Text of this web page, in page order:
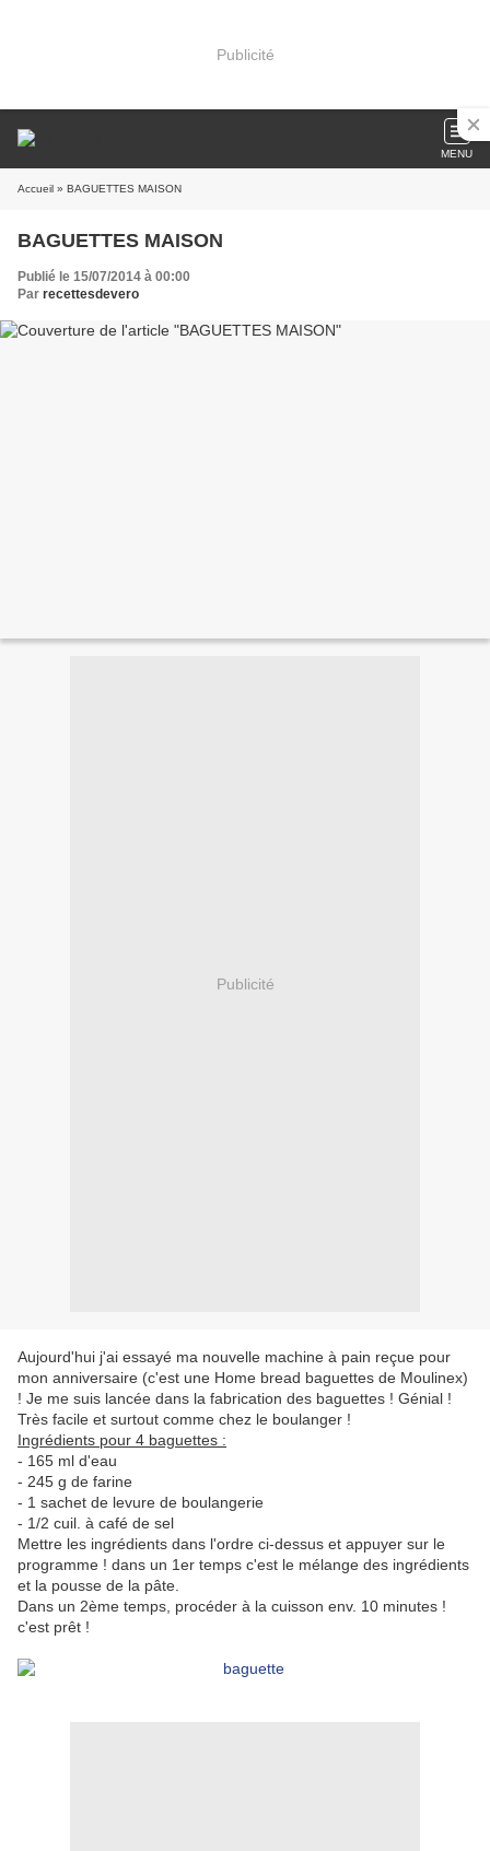
Publicité
MENU
Accueil » BAGUETTES MAISON
BAGUETTES MAISON
Publié le 15/07/2014 à 00:00
Par recettesdevero
Publicité
Aujourd'hui j'ai essayé ma nouvelle machine à pain reçue pour
mon anniversaire (c'est une Home bread baguettes de Moulinex)
! Je me suis lancée dans la fabrication des baguettes ! Génial !
Très facile et surtout comme chez le boulanger !
Ingrédients pour 4 baguettes :
- 165 ml d'eau
- 245 g de farine
- 1 sachet de levure de boulangerie
- 1/2 cuil. à café de sel
Mettre les ingrédients dans l'ordre ci-dessus et appuyer sur le
programme ! dans un 1er temps c'est le mélange des ingrédients
et la pousse de la pâte.
Dans un 2ème temps, procéder à la cuisson env. 10 minutes !
c'est prêt !